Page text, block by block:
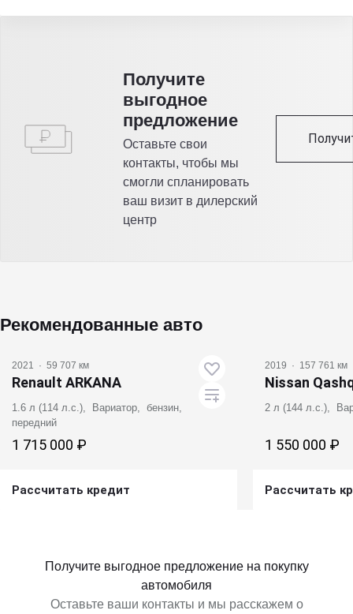
Получитe
выгодное
предложение
Оставьте свои
контакты, чтобы мы
смогли спланировать
ваш визит в дилерский
центр
Рекомендованные авто
2021 · 59 707 км
Renault ARKANA
1.6 л (114 л.с.), Вариатор, бензин,
передний
1 715 000 ₽
Рассчитать кредит
2019 · 157 761 км
Nissan
2 л (144 л.с.),
1 550 000 ₽
Рассчитать
Получите выгодное предложение на покупку
автомобиля
Оставьте ваши контакты и мы расскажем о